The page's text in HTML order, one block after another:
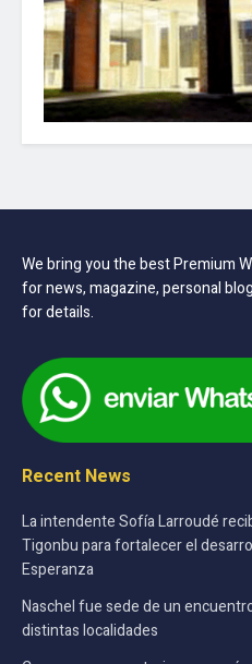
We bring you the best Premium
for news, magazine, personal
for details.
Recent News
La intendente Sofía Larroudé
Tigonbu para fortalecer el
Esperanza
Naschel fue sede de un
distintas localidades